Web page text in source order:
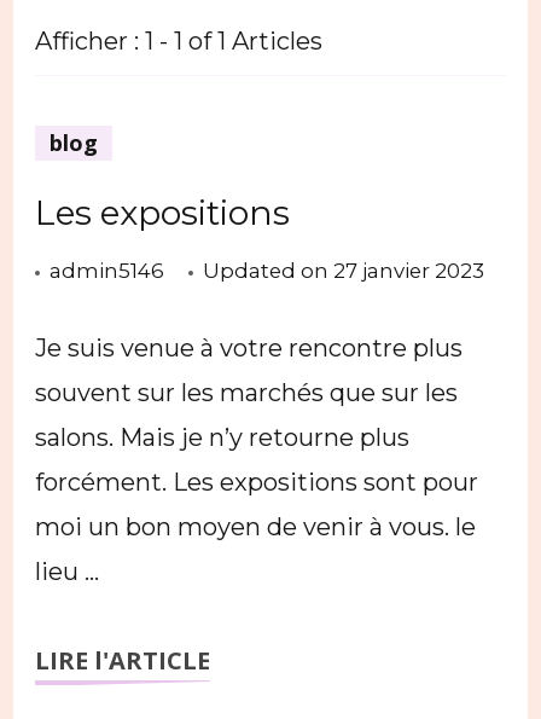
Afficher : 1 - 1 of 1 Articles
blog
Les expositions
admin5146 Updated on 27 janvier 2023
Je suis venue à votre rencontre plus
souvent sur les marchés que sur les
salons. Mais je n’y retourne plus
forcément. Les expositions sont pour
moi un bon moyen de venir à vous. le
lieu …
LIRE l'ARTICLE